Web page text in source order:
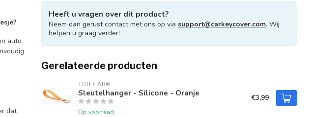
auto
dat
Heeft u vragen over dit product?
Neem dan gerust contact met ons op via support@carkeycover.com. Wij
helpen u graag verder!
Gerelateerde producten
TBU CAR®
Sleutelhanger - Silicone - Oranje
Op voorraad
€3,99